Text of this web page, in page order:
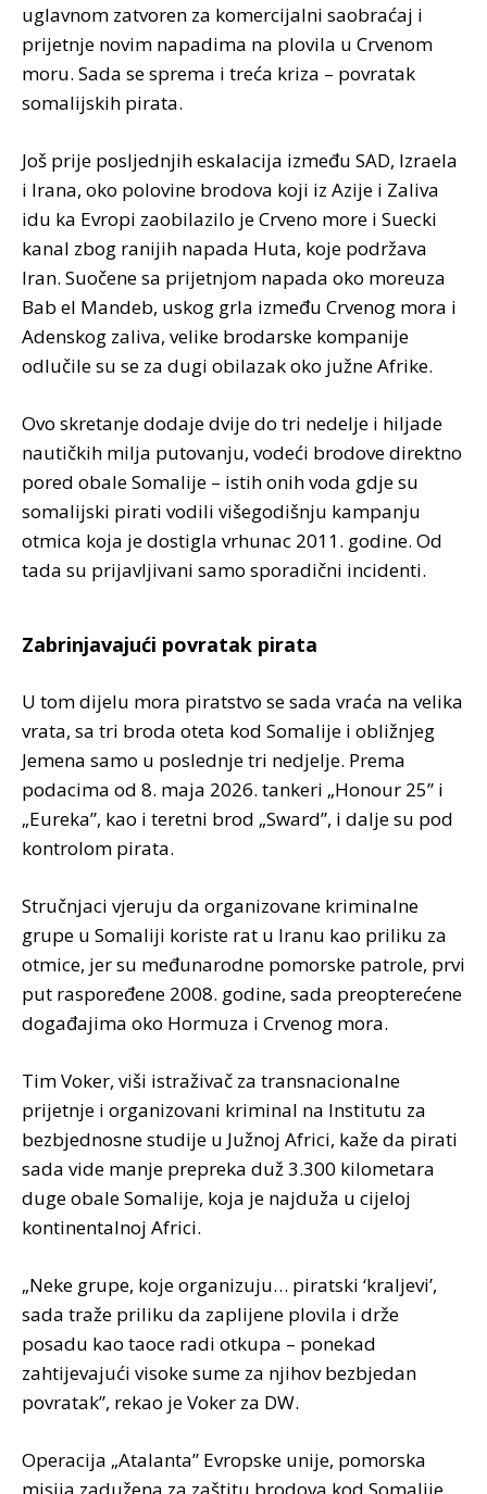
uglavnom zatvoren za komercijalni saobraćaj i
prijetnje novim napadima na plovila u Crvenom
moru. Sada se sprema i treća kriza – povratak
somalijskih pirata.
Još prije posljednjih eskalacija između SAD, Izraela
i Irana, oko polovine brodova koji iz Azije i Zaliva
idu ka Evropi zaobilazilo je Crveno more i Suecki
kanal zbog ranijih napada Huta, koje podržava
Iran. Suočene sa prijetnjom napada oko moreuza
Bab el Mandeb, uskog grla između Crvenog mora i
Adenskog zaliva, velike brodarske kompanije
odlučile su se za dugi obilazak oko južne Afrike.
Ovo skretanje dodaje dvije do tri nedelje i hiljade
nautičkih milja putovanju, vodeći brodove direktno
pored obale Somalije – istih onih voda gdje su
somalijski pirati vodili višegodišnju kampanju
otmica koja je dostigla vrhunac 2011. godine. Od
tada su prijavljivani samo sporadični incidenti.
Zabrinjavajući povratak pirata
U tom dijelu mora piratstvo se sada vraća na velika
vrata, sa tri broda oteta kod Somalije i obližnjeg
Jemena samo u poslednje tri nedjelje. Prema
podacima od 8. maja 2026. tankeri „Honour 25” i
„Eureka”, kao i teretni brod „Sward”, i dalje su pod
kontrolom pirata.
Stručnjaci vjeruju da organizovane kriminalne
grupe u Somaliji koriste rat u Iranu kao priliku za
otmice, jer su međunarodne pomorske patrole, prvi
put raspoređene 2008. godine, sada preopterećene
događajima oko Hormuza i Crvenog mora.
Tim Voker, viši istraživač za transnacionalne
prijetnje i organizovani kriminal na Institutu za
bezbjednosne studije u Južnoj Africi, kaže da pirati
sada vide manje prepreka duž 3.300 kilometara
duge obale Somalije, koja je najduža u cijeloj
kontinentalnoj Africi.
„Neke grupe, koje organizuju… piratski ‘kraljevi’,
sada traže priliku da zaplijene plovila i drže
posadu kao taoce radi otkupa – ponekad
zahtijevajući visoke sume za njihov bezbjedan
povratak”, rekao je Voker za DW.
Operacija „Atalanta” Evropske unije, pomorska
misija zadužena za zaštitu brodova kod Somalije,